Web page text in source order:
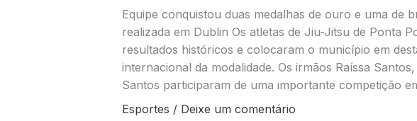
Equipe conquistou duas medalhas de ouro e uma de
realizada em Dublin Os atletas de Jiu-Jitsu de Ponta
resultados históricos e colocaram o município em
internacional da modalidade. Os irmãos Raíssa
Santos participaram de uma importante competição
Esportes / Deixe um comentário